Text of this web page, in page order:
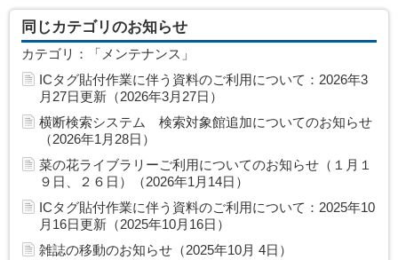
同じカテゴリのお知らせ
カテゴリ：「メンテナンス」
ICタグ貼付作業に伴う資料のご利用について：2026年3
月27日更新（2026年3月27日）
横断検索システム 検索対象館追加についてのお知らせ
（2026年1月28日）
菜の花ライブラリーご利用についてのお知らせ（１月１
９日、２６日）（2026年1月14日）
ICタグ貼付作業に伴う資料のご利用について：2025年10
月16日更新（2025年10月16日）
雑誌の移動のお知らせ（2025年10月 4日）